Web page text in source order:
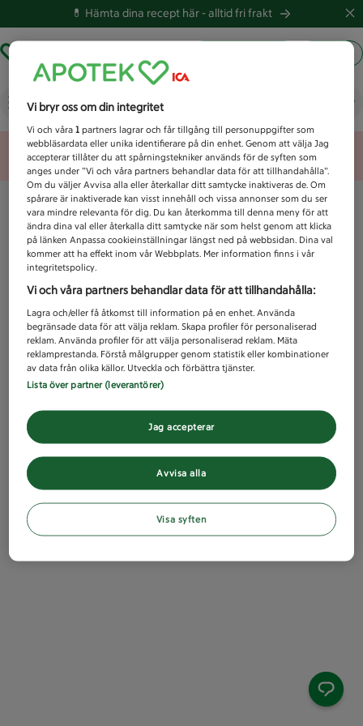
💊 Hämta dina recept här -alltid fri frakt
Vad letar du efter idag?
Unknown error
Vi bryr oss om din integritet
Vi och våra1 partners lagrar och får tillgång till personuppgifter som
webbläsardata eller unika identifierare på din enhet. Genom att välja Jag
accepterar tillåter du att spårningstekniker används för de syften som
anges under ”Vi och våra partners behandlar data för att tillhandahålla”.
Om du väljer Avvisa alla eller återkallar ditt samtycke inaktiveras de. Om
spårare är inaktiverade kan visst innehåll och vissa annonser som du ser
vara mindre relevanta för dig. Du kan återkomma till denna meny för att
ändra dina val eller återkalla ditt samtycke när som helst genom att klicka
på länken Anpassa cookieinställningar längst ned på webbsidan. Dina val
kommer att ha effekt inom vår Webbplats. Mer information finns i vår
integritetspolicy.
Vi och våra partners behandlar data för att tillhandahålla:
Lagra och/eller få åtkomst till information på en enhet. Använda
begränsade data för att välja reklam. Skapa profiler för personaliserad
reklam. Använda profiler för att välja personaliserad reklam. Mäta
reklamprestanda. Förstå målgrupper genom statistik eller kombinationer
av data från olika källor. Utveckla och förbättra tjänster.
Lista över partner (leverantörer)
Avvisa alla
Jag accepterar
Visa syften